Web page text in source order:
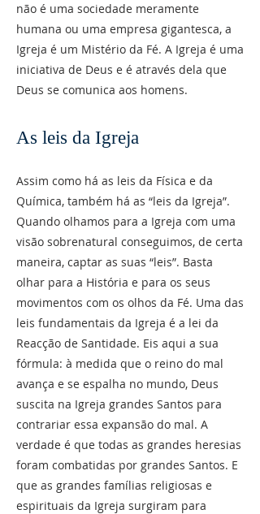
não é uma sociedade meramente
humana ou uma empresa gigantesca, a
Igreja é um Mistério da Fé. A Igreja é uma
iniciativa de Deus e é através dela que
Deus se comunica aos homens.
As leis da Igreja
Assim como há as leis da Física e da
Química, também há as “leis da Igreja”.
Quando olhamos para a Igreja com uma
visão sobrenatural conseguimos, de certa
maneira, captar as suas “leis”. Basta
olhar para a História e para os seus
movimentos com os olhos da Fé. Uma das
leis fundamentais da Igreja é a lei da
Reacção de Santidade. Eis aqui a sua
fórmula: à medida que o reino do mal
avança e se espalha no mundo, Deus
suscita na Igreja grandes Santos para
contrariar essa expansão do mal. A
verdade é que todas as grandes heresias
foram combatidas por grandes Santos. E
que as grandes famílias religiosas e
espirituais da Igreja surgiram para